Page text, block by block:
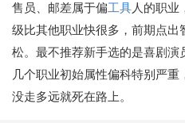
售员、邮差属于偏工具人的职业
级比其他职业快很多，前期点出
松。最不推荐新手选的是喜剧
几个职业初始属性偏科特别严
没走多远就死在路上。